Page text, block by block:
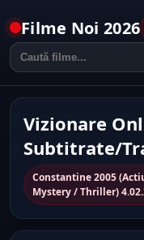
Filme Noi 2026
Vizionare
Subtitrate/
Constantine 2005
Mystery / Thriller)